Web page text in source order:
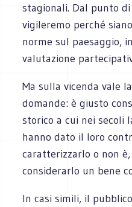
stagionali. Dal punto
vigileremo perché
norme sul paesaggio,
valutazione
Ma sulla vicenda vale
domande: è giusto
storico a cui nei secoli
hanno dato il loro
caratterizzarlo o non
considerarlo un bene
In casi simili, il